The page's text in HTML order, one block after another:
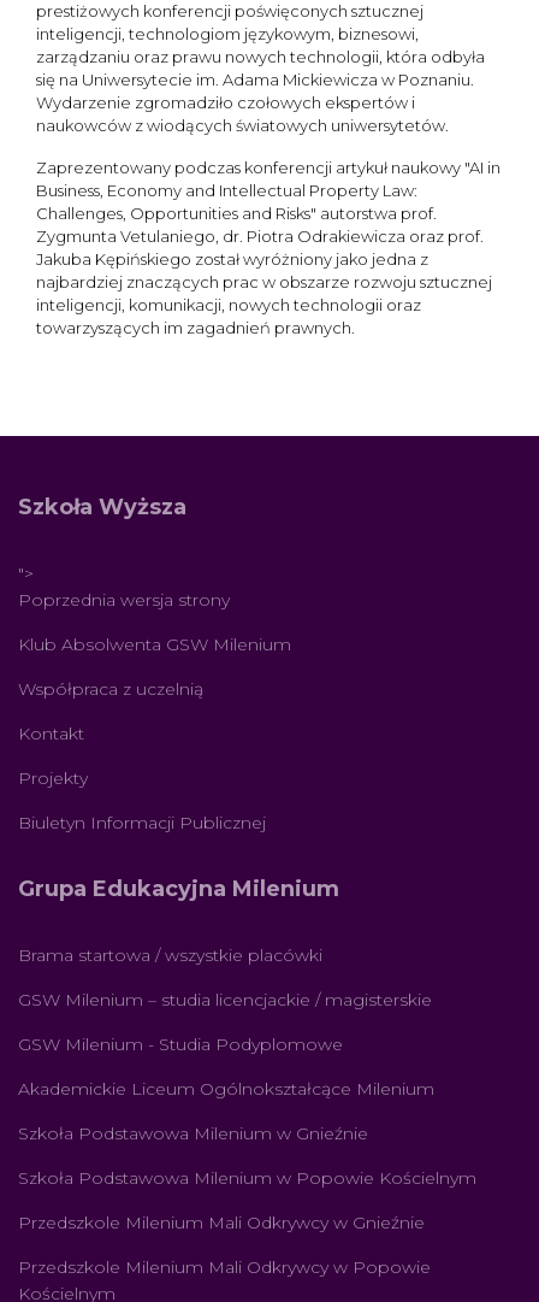
prestiżowych konferencji poświęconych sztucznej
inteligencji, technologiom językowym, biznesowi,
zarządzaniu oraz prawu nowych technologii, która odbyła
się na Uniwersytecie im. Adama Mickiewicza w Poznaniu.
Wydarzenie zgromadziło czołowych ekspertów i
naukowców z wiodących światowych uniwersytetów.
Zaprezentowany podczas konferencji artykuł naukowy "AI in
Business, Economy and Intellectual Property Law:
Challenges, Opportunities and Risks" autorstwa prof.
Zygmunta Vetulaniego, dr. Piotra Odrakiewicza oraz prof.
Jakuba Kępińskiego został wyróżniony jako jedna z
najbardziej znaczących prac w obszarze rozwoju sztucznej
inteligencji, komunikacji, nowych technologii oraz
towarzyszących im zagadnień prawnych.
Szkoła Wyższa
">
Poprzednia wersja strony
Klub Absolwenta GSW Milenium
Współpraca z uczelnią
Kontakt
Projekty
Biuletyn Informacji Publicznej
Grupa Edukacyjna Milenium
Brama startowa / wszystkie placówki
GSW Milenium – studia licencjackie / magisterskie
GSW Milenium - Studia Podyplomowe
Akademickie Liceum Ogólnokształcące Milenium
Szkoła Podstawowa Milenium w Gnieźnie
Szkoła Podstawowa Milenium w Popowie Kościelnym
Przedszkole Milenium Mali Odkrywcy w Gnieźnie
Przedszkole Milenium Mali Odkrywcy w Popowie
Kościelnym